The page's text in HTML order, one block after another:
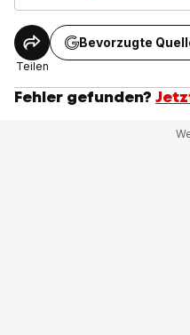
Teilen
Bevorzugte
Fehler gefunden?